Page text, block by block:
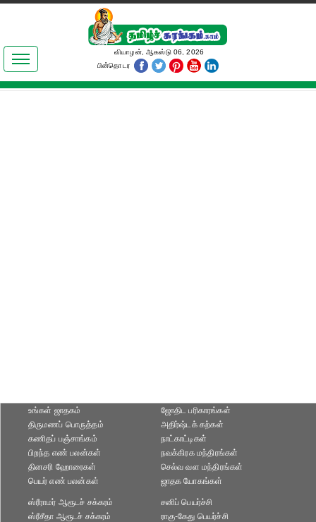
இலக்கியங்கள்
தமிழ் உலகம்
வியாழன், ஆகஸ்டு 06, 2026
பின்தொடர
உங்கள் ஜாதகம்
திருமணப் பொருத்தம்
கணிதப் பஞ்சாங்கம்
ஜோதிட ப‌ரிகார‌ங்க‌ள்
அதிர்ஷ்டக் கற்கள்
நாட்காட்டிகள்
பிறந்த எண் பலன்கள்
தினசரி ஹோரைகள்
பெயர் எண் பலன்கள்
நவக்கிரக மந்திரங்கள்
செல்வ வள மந்திரங்கள்
ஜாதக யோகங்கள்
ஸ்ரீராமர் ஆரூடச் சக்கரம்
ஸ்ரீசீதா ஆரூடச் சக்கரம்
சனிப் பெயர்ச்சி
ராகு-கேது பெயர்ச்சி